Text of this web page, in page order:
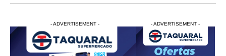
- ADVERTISEMENT - -
- ADVERTISEMENT - - ADVERTISEMENT -